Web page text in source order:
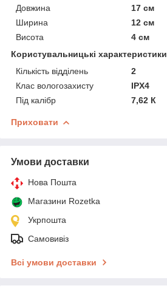
Довжина
17 см
Ширина
12 см
Висота
4 см
Користувальницькі характеристики
Кількість відділень
2
Клас вологозахисту
IPX4
Під калібр
7,62 К
Приховати
Умови доставки
Нова Пошта
Магазини Rozetka
Укрпошта
Самовивіз
Всі умови доставки